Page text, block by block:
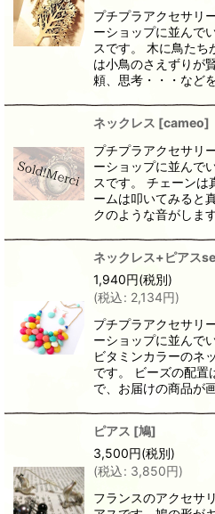
プチプラアクセサリ
ーショップに並んで
スです。 木に鳥たち
は小鳥のさえずりが
頼、思考・・・など
ネックレス [cameo]
プチプラアクセサリ
ーショップに並んで
スです。 チェーンは
ームは叩いてみると
クのような音がしま
ネックレス+ピアス
1,940円(税別)
(税込: 2,134円)
プチプラアクセサリ
ーショップに並んで
ビタミンカラーのネ
です。 ビーズの配置
で、お届けの商品が
ピアス [鳩]
3,500円(税別)
(税込: 3,850円)
フランスのアクセサ